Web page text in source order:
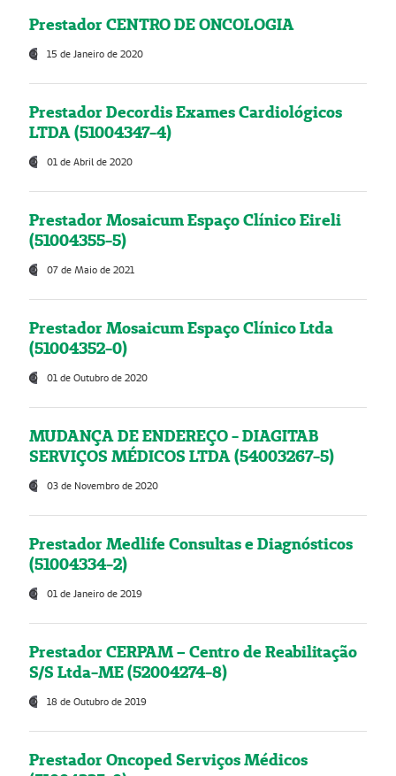
Prestador CENTRO DE ONCOLOGIA
15 de Janeiro de 2020
Prestador Decordis Exames Cardiológicos
LTDA (51004347-4)
01 de Abril de 2020
Prestador Mosaicum Espaço Clínico Eireli
(51004355-5)
07 de Maio de 2021
Prestador Mosaicum Espaço Clínico Ltda
(51004352-0)
01 de Outubro de 2020
MUDANÇA DE ENDEREÇO - DIAGITAB
SERVIÇOS MÉDICOS LTDA (54003267-5)
03 de Novembro de 2020
Prestador Medlife Consultas e Diagnósticos
(51004334-2)
01 de Janeiro de 2019
Prestador CERPAM – Centro de Reabilitação
S/S Ltda-ME (52004274-8)
18 de Outubro de 2019
Prestador Oncoped Serviços Médicos